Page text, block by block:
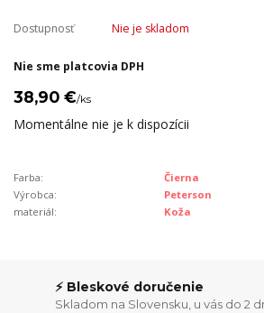
Dostupnosť Nie je skladom
Nie sme platcovia DPH
38,90 €/ks
Momentálne nie je k dispozícii
Farba:
Čierna
Výrobca:
Peterson
materiál:
Koža
⚡ Bleskové doručenie
Skladom na Slovensku, u vás do 2